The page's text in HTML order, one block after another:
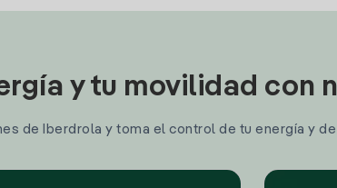
y tu movilidad con
de Iberdrola y toma el control de tu energía y